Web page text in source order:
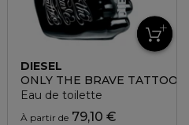
DIESEL
ONLY THE BRAVE TATTOO
Eau de toilette
À partir de 79,10 €